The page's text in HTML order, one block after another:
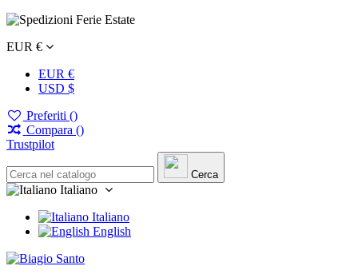
EUR €
EUR €
USD $
Preferiti ()
Compara ()
Trustpilot
Cerca
Italiano
Italiano
English